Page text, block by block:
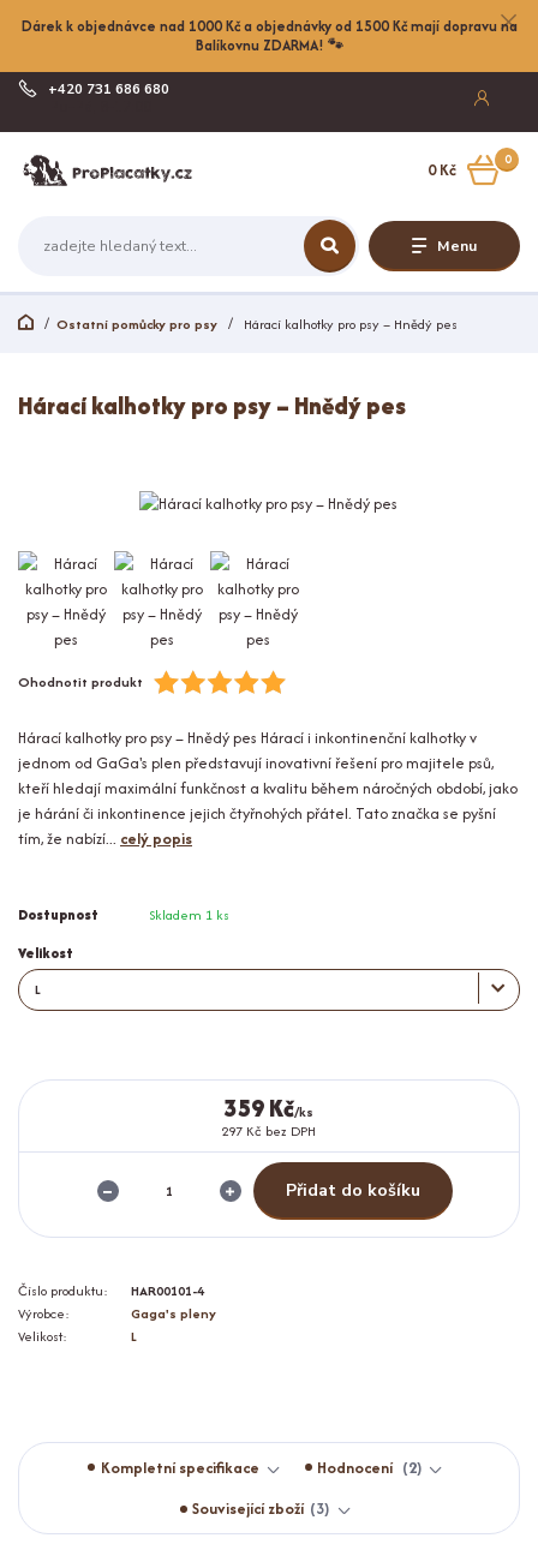
Dárek k objednávce nad 1000 Kč a objednávky od 1500 Kč mají dopravu na
Balíkovnu ZDARMA! 🐾
Menu
+420 731 686 680
0
0 Kč
Ostatní pomůcky pro psy Hárací kalhotky pro psy – Hnědý pes
Hárací kalhotky pro psy – Hnědý pes
Ohodnotit produkt
Hárací kalhotky pro psy – Hnědý pes Hárací i inkontinenční kalhotky v
jednom od GaGa's plen představují inovativní řešení pro majitele psů,
kteří hledají maximální funkčnost a kvalitu během náročných období, jako
je hárání či inkontinence jejich čtyřnohých přátel. Tato značka se pyšní
tím, že nabízí... celý popis
Dostupnost Skladem 1 ks
Velikost
359 Kč/ks
297 Kč bez DPH
Přidat do košíku
Číslo produktu:
HAR00101-4
Výrobce:
Gaga's pleny
Velikost:
L
Kompletní specifikace Hodnocení
2
Související zboží 3